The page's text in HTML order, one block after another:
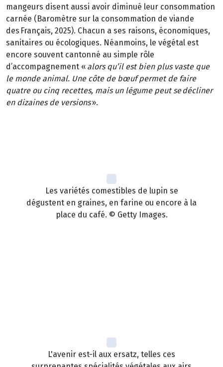
mangeurs disent aussi avoir diminué leur consommation
carnée (Baromètre sur la consommation de viande
des Français, 2025). Chacun a ses raisons, économiques,
sanitaires ou écologiques. Néanmoins, le végétal est
encore souvent cantonné au simple rôle
d’accompagnement « alors qu’il est bien plus vaste que
le monde animal. Une côte de bœuf permet de faire
quatre ou cinq recettes, mais un légume peut se décliner
en dizaines de versions».
Les variétés comestibles de lupin se
dégustent en graines, en farine ou encore à la
place du café. © Getty Images.
L'avenir est-il aux ersatz, telles ces